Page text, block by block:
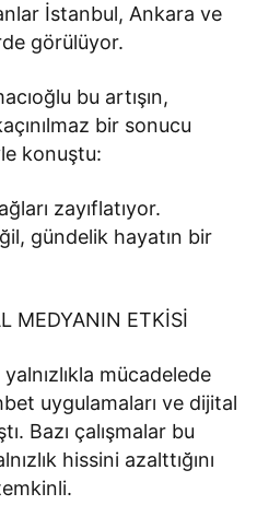
İstanbul, Ankara ve
görülüyor.
bu artışın,
bir sonucu
konuştu:
zayıflatıyor.
gündelik hayatın bir
MEDYANIN ETKİSİ
mücadelede
uygulamaları ve dijital
Bazı çalışmalar bu
hissini azalttığını